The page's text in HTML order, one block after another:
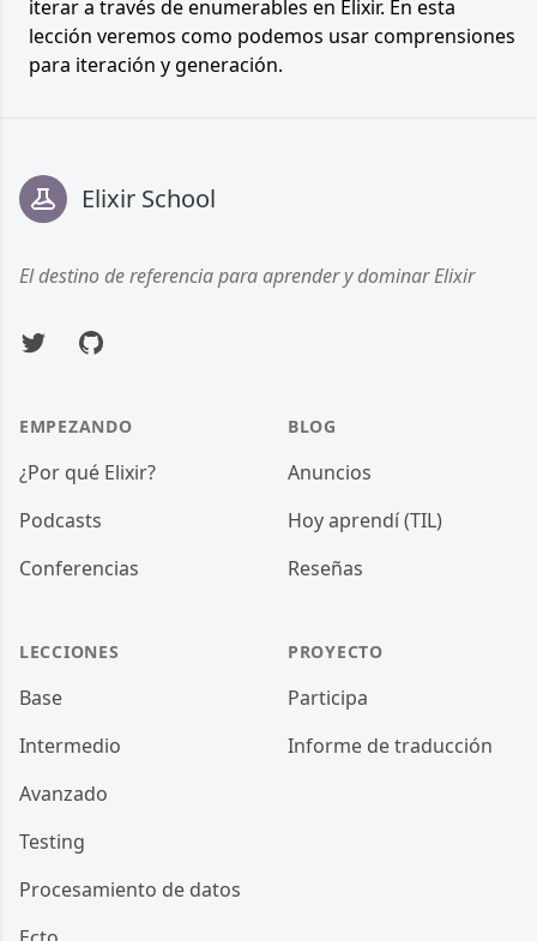
iterar a través de enumerables en Elixir. En esta
lección veremos como podemos usar comprensiones
para iteración y generación.
Elixir School
El destino de referencia para aprender y dominar Elixir
TwitterGitHub
EMPEZANDO
¿Por qué Elixir?
Podcasts
Conferencias
LECCIONES
Base
Intermedio
Avanzado
Testing
Procesamiento de datos
BLOG
Anuncios
Hoy aprendí (TIL)
Reseñas
PROYECTO
Participa
Informe de traducción